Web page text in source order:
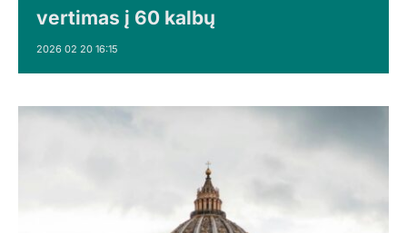
vertimas į 60 kalbų
2026 02 20 16:15